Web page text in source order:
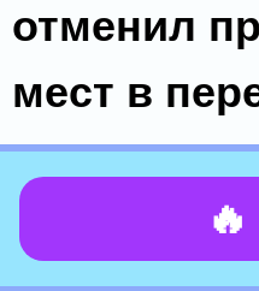
отменил
мест в